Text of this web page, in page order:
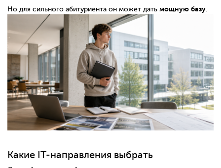
Но для сильного абитуриента он может дать мощную базу
Какие IT-направления выбрать